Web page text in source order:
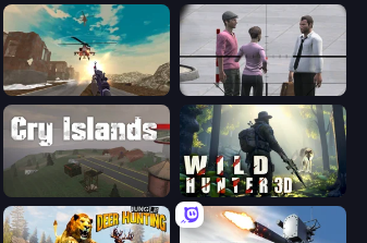
Grandfather Road Chase: Shooter
Wild Hunter 3D